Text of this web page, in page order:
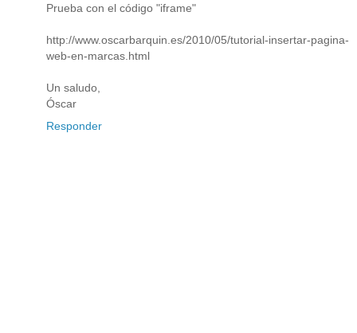
Prueba con el código "iframe"
http://www.oscarbarquin.es/2010/05/tutorial-insertar-pagina-
web-en-marcas.html
Un saludo,
Óscar
Responder